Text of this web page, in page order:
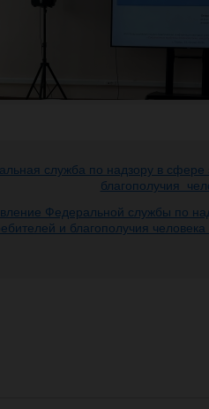
служба по надзору в
благополучия
Федеральной службы по
и благополучия